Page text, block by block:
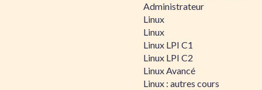
Administrateur
Linux
Linux
Linux LPI C1
Linux LPI C2
Linux Avancé
Linux : autres cours